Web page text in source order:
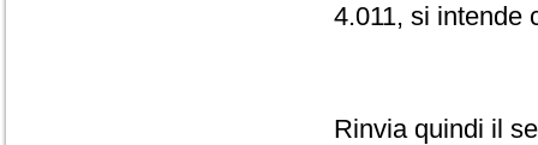
4.011, si intende
Rinvia quindi il